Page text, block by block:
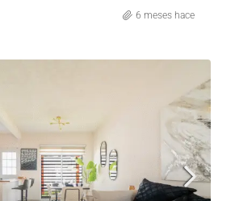
6 meses hace